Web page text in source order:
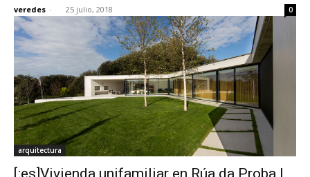
veredes - 25 julio, 2018 0
arquitectura
[:es]Vivienda unifamiliar en Rúa da Proba |